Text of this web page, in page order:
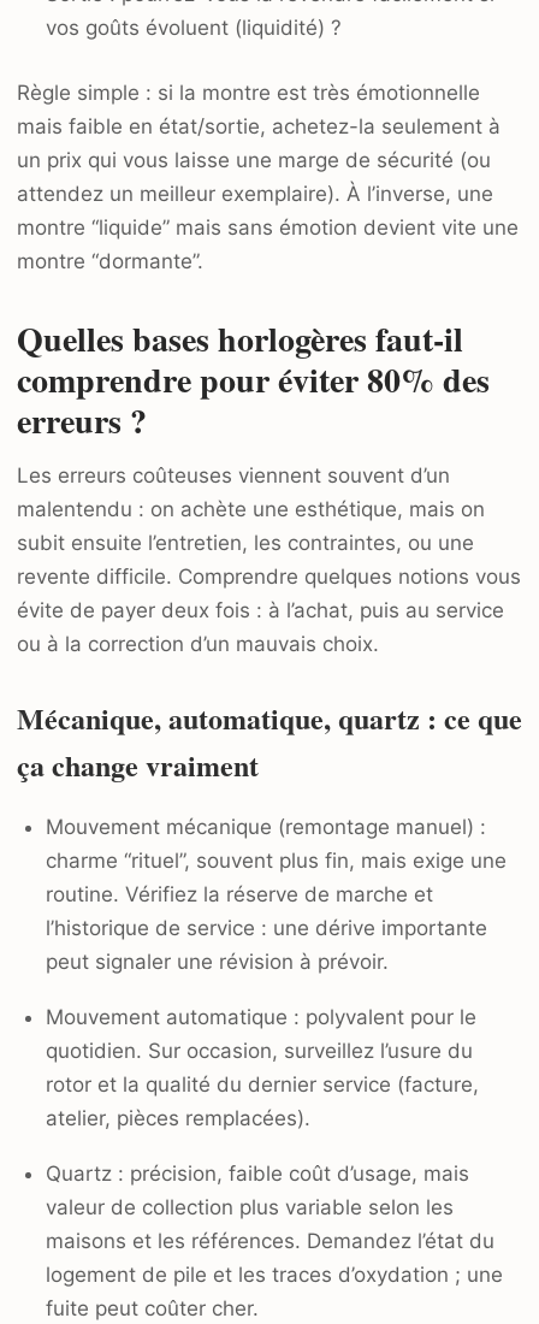
vos goûts évoluent (liquidité) ?
Règle simple : si la montre est très émotionnelle
mais faible en état/sortie, achetez-la seulement à
un prix qui vous laisse une marge de sécurité (ou
attendez un meilleur exemplaire). À l’inverse, une
montre “liquide” mais sans émotion devient vite une
montre “dormante”.
Quelles bases horlogères faut-il
comprendre pour éviter 80% des
erreurs ?
Les erreurs coûteuses viennent souvent d’un
malentendu : on achète une esthétique, mais on
subit ensuite l’entretien, les contraintes, ou une
revente difficile. Comprendre quelques notions vous
évite de payer deux fois : à l’achat, puis au service
ou à la correction d’un mauvais choix.
Mécanique, automatique, quartz : ce que
ça change vraiment
Mouvement mécanique (remontage manuel) :
charme “rituel”, souvent plus fin, mais exige une
routine. Vérifiez la réserve de marche et
l’historique de service : une dérive importante
peut signaler une révision à prévoir.
Mouvement automatique : polyvalent pour le
quotidien. Sur occasion, surveillez l’usure du
rotor et la qualité du dernier service (facture,
atelier, pièces remplacées).
Quartz : précision, faible coût d’usage, mais
valeur de collection plus variable selon les
maisons et les références. Demandez l’état du
logement de pile et les traces d’oxydation ; une
fuite peut coûter cher.